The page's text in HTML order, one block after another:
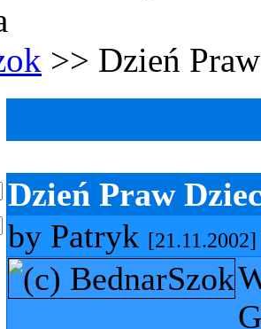
>> Dzień
Dzień Praw
by Patryk [21.11.2002]